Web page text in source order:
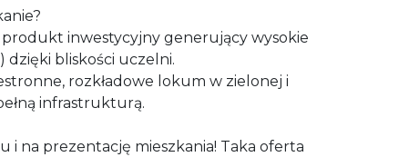
produkt inwestycyjny generujący wysokie
dzięki bliskości uczelni.
rozkładowe lokum w zielonej i
infrastrukturą.
i na prezentację mieszkania! Taka oferta